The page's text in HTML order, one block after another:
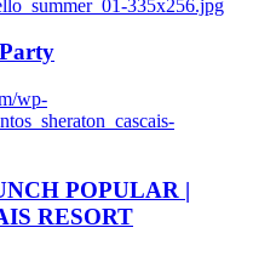
335x256.jpg
wp-
POPULAR |
RESORT